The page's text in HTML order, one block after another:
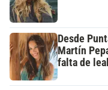
Desde
Martín
falta de